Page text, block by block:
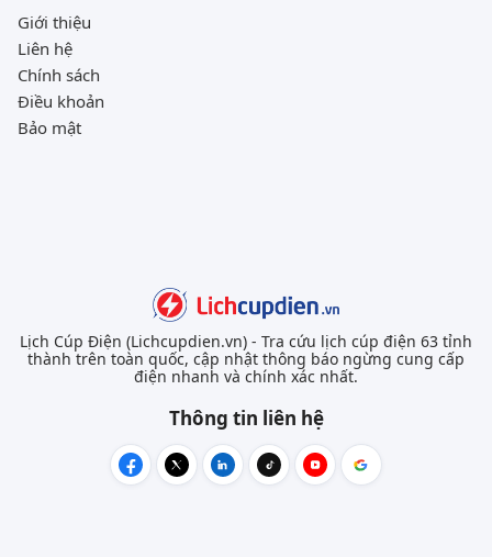
Giới thiệu
Liên hệ
Chính sách
Điều khoản
Bảo mật
Lịch Cúp Điện (Lichcupdien.vn) - Tra cứu lịch cúp điện 63 tỉnh
thành trên toàn quốc, cập nhật thông báo ngừng cung cấp
điện nhanh và chính xác nhất.
Thông tin liên hệ